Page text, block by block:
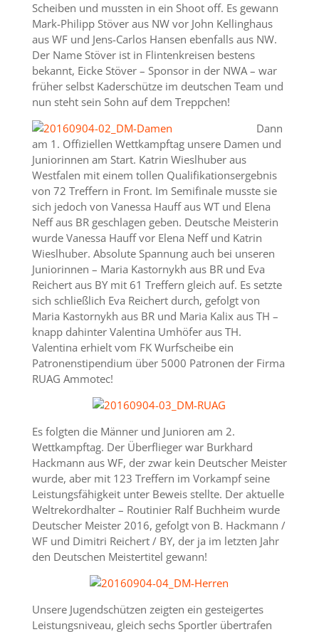
Scheiben und mussten in ein Shoot off. Es gewann
Mark-Philipp Stöver aus NW vor John Kellinghaus
aus WF und Jens-Carlos Hansen ebenfalls aus NW.
Der Name Stöver ist in Flintenkreisen bestens
bekannt, Eicke Stöver – Sponsor in der NWA – war
früher selbst Kaderschütze im deutschen Team und
nun steht sein Sohn auf dem Treppchen!
Dann
am 1. Offiziellen Wettkampftag unsere Damen und
Juniorinnen am Start. Katrin Wieslhuber aus
Westfalen mit einem tollen Qualifikationsergebnis
von 72 Treffern in Front. Im Semifinale musste sie
sich jedoch von Vanessa Hauff aus WT und Elena
Neff aus BR geschlagen geben. Deutsche Meisterin
wurde Vanessa Hauff vor Elena Neff und Katrin
Wieslhuber. Absolute Spannung auch bei unseren
Juniorinnen – Maria Kastornykh aus BR und Eva
Reichert aus BY mit 61 Treffern gleich auf. Es setzte
sich schließlich Eva Reichert durch, gefolgt von
Maria Kastornykh aus BR und Maria Kalix aus TH –
knapp dahinter Valentina Umhöfer aus TH.
Valentina erhielt vom FK Wurfscheibe ein
Patronenstipendium über 5000 Patronen der Firma
RUAG Ammotec!
Es folgten die Männer und Junioren am 2.
Wettkampftag. Der Überflieger war Burkhard
Hackmann aus WF, der zwar kein Deutscher Meister
wurde, aber mit 123 Treffern im Vorkampf seine
Leistungsfähigkeit unter Beweis stellte. Der aktuelle
Weltrekordhalter – Routinier Ralf Buchheim wurde
Deutscher Meister 2016, gefolgt von B. Hackmann /
WF und Dimitri Reichert / BY, der ja im letzten Jahr
den Deutschen Meistertitel gewann!
Unsere Jugendschützen zeigten ein gesteigertes
Leistungsniveau, gleich sechs Sportler übertrafen